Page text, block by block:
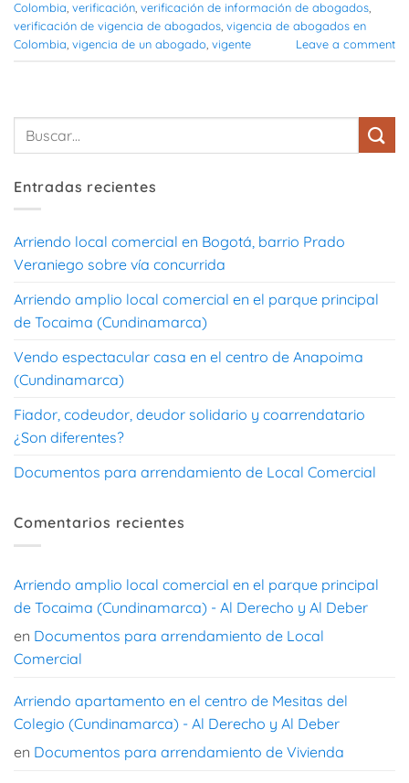
Colombia verificación verificación de información de abogados
verificación de vigencia de abogados vigencia de abogados en
Colombia vigencia de un abogado vigente Leave a comment
Entradas recientes
Arriendo local comercial en Bogotá, barrio Prado
Veraniego sobre vía concurrida
Arriendo amplio local comercial en el parque principal
de Tocaima (Cundinamarca)
Vendo espectacular casa en el centro de Anapoima
(Cundinamarca)
Fiador, codeudor, deudor solidario y coarrendatario
¿Son diferentes?
Documentos para arrendamiento de Local Comercial
Comentarios recientes
Arriendo amplio local comercial en el parque principal
de Tocaima (Cundinamarca) - Al Derecho y Al Deber
en Documentos para arrendamiento de Local
Comercial
Arriendo apartamento en el centro de Mesitas del
Colegio (Cundinamarca) - Al Derecho y Al Deber
en Documentos para arrendamiento de Vivienda